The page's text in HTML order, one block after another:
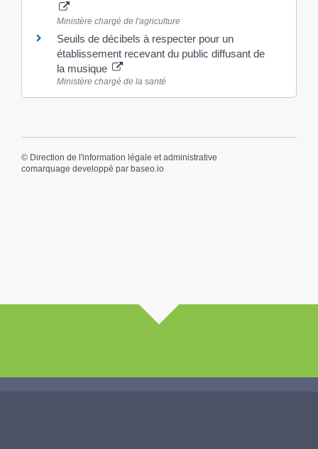
Ministère chargé de l'agriculture
Seuils de décibels à respecter pour un
établissement recevant du public diffusant de
la musique
Ministère chargé de la santé
© Direction de l'information légale et administrative
comarquage developpé par baseo.io